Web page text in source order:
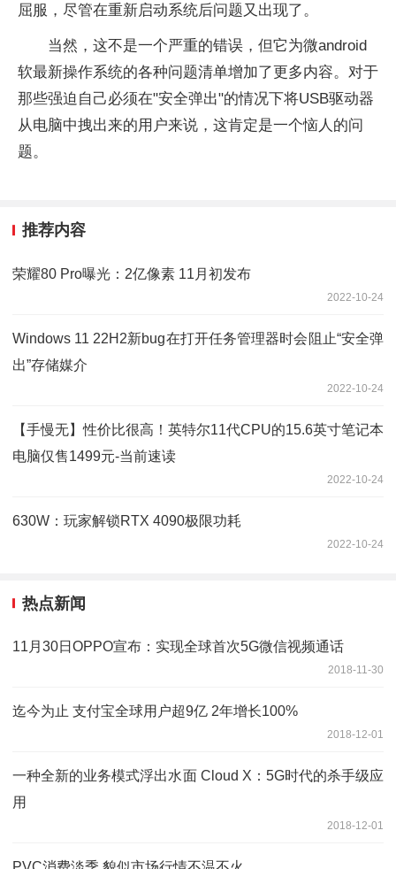
屈服，尽管在重新启动系统后问题又出现了。
当然，这不是一个严重的错误，但它为微android
软最新操作系统的各种问题清单增加了更多内容。对于
那些强迫自己必须在"安全弹出"的情况下将USB驱动器
从电脑中拽出来的用户来说，这肯定是一个恼人的问
题。
推荐内容
荣耀80 Pro曝光：2亿像素 11月初发布
2022-10-24
Windows 11 22H2新bug在打开任务管理器时会阻止“安全弹
出”存储媒介
2022-10-24
【手慢无】性价比很高！英特尔11代CPU的15.6英寸笔记本
电脑仅售1499元-当前速读
2022-10-24
630W：玩家解锁RTX 4090极限功耗
2022-10-24
热点新闻
11月30日OPPO宣布：实现全球首次5G微信视频通话
2018-11-30
迄今为止 支付宝全球用户超9亿 2年增长100%
2018-12-01
一种全新的业务模式浮出水面 Cloud X：5G时代的杀手级应
用
2018-12-01